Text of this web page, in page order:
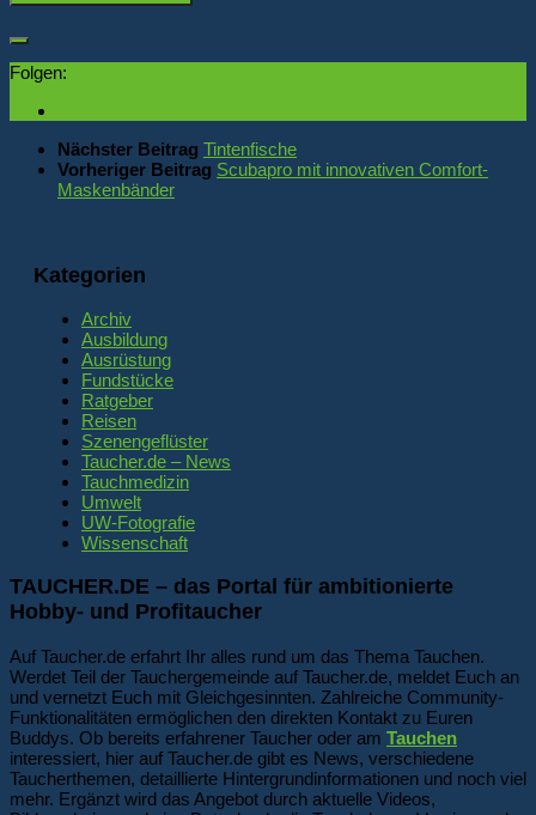
Folgen:
Nächster Beitrag Tintenfische
Vorheriger Beitrag Scubapro mit innovativen Comfort-
Maskenbänder
Kategorien
Archiv
Ausbildung
Ausrüstung
Fundstücke
Ratgeber
Reisen
Szenengeflüster
Taucher.de – News
Tauchmedizin
Umwelt
UW-Fotografie
Wissenschaft
TAUCHER.DE – das Portal für ambitionierte
Hobby- und Profitaucher
Auf Taucher.de erfahrt Ihr alles rund um das Thema Tauchen.
Werdet Teil der Tauchergemeinde auf Taucher.de, meldet Euch an
und vernetzt Euch mit Gleichgesinnten. Zahlreiche Community-
Funktionalitäten ermöglichen den direkten Kontakt zu Euren
Buddys. Ob bereits erfahrener Taucher oder am Tauchen
interessiert, hier auf Taucher.de gibt es News, verschiedene
Taucherthemen, detaillierte Hintergrundinformationen und noch viel
mehr. Ergänzt wird das Angebot durch aktuelle Videos,